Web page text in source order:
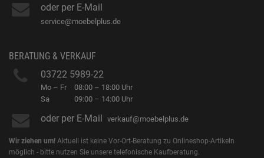
oder per E-Mail
service@moebelplus.de
BERATUNG & VERKAUF
03722 5989-22
Mo – Fr
Sa
08:00 – 18:00 Uhr
09:00 – 14:00 Uhr
oder per E-Mail verkauf@moebelplus.de
Wir ziehen um! Aktuell ist keine Vor-Ort-Beratung zu Onlineshop-Artikeln
möglich - bitte nutzen Sie unsere telefonische Kaufberatung.